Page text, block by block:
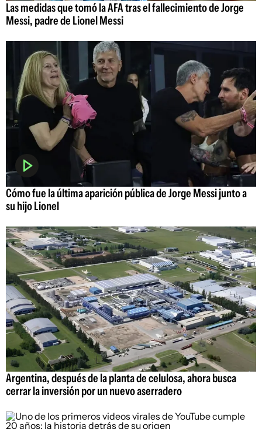
Las medidas que tomó la AFA tras el fallecimiento de Jorge
Messi, padre de Lionel Messi
Cómo fue la última aparición pública de Jorge Messi junto a
su hijo Lionel
Argentina, después de la planta de celulosa, ahora busca
cerrar la inversión por un nuevo aserradero